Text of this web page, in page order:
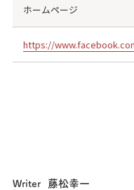
ホームページ
https://
Writer 藤松幸一